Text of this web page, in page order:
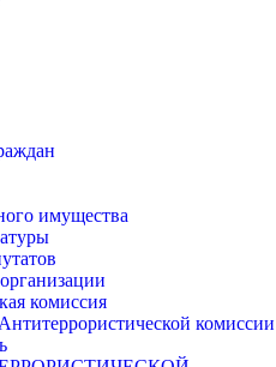
имущества
комиссия
комиссии